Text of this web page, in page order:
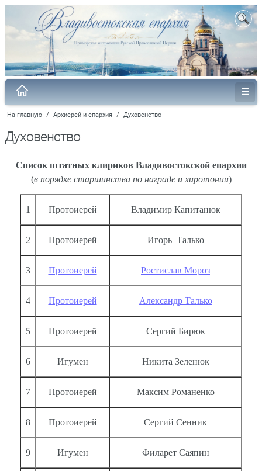
На главную / Архиерей и епархия / Духовенство
Духовенство
Список штатных клириков Владивостокской епархии
(в порядке старшинства по награде и хиротонии)
1 Протоиерей Владимир Капитанюк
2 Протоиерей Игорь Талько
3 Протоиерей Ростислав Мороз
4 Протоиерей Александр Талько
5 Протоиерей Сергий Бирюк
6 Игумен Никита Зеленюк
7 Протоиерей Максим Романенко
8 Протоиерей Сергий Сенник
9 Игумен Филарет Саяпин